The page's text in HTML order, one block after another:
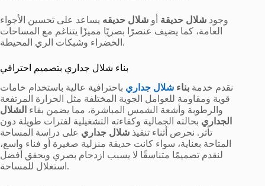
وجود شلال حديقة أو شلال حديقه يساعد على تحسين الأجواء
العامة، كما يضيف عنصرًا بصريًا مميزًا يتناغم مع المساحات
الخضراء وشبكات الري المحيطة.
بناء شلال جداري بتصميم احترافي
نقدم خدمة بناء شلال جداري باحترافية عالية باستخدام خامات
قوية ومقاومة للعوامل الجوية المختلفة مثل الحرارة المرتفعة
والرطوبة وأشعة الشمس المباشرة، مما يضمن بقاء الشلال
الجداري بحالته الجمالية وكفاءته التشغيلية لفترات طويلة دون
تأثر. نحرص أثناء تنفيذ شلال جداري على دراسة المساحة
المتاحة بعناية، سواء كانت حديقة منزلية صغيرة أو فناء واسع،
لنقدم تصميمًا متناسقًا لا يسبب ازدحام بصري ويحقق أفضل
استغلال للمساحة.